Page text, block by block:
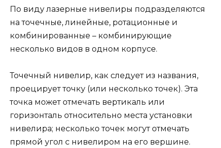
По виду лазерные нивелиры подразделяются
на точечные, линейные, ротационные и
комбинированные – комбинирующие
несколько видов в одном корпусе.
Точечный нивелир, как следует из названия,
проецирует точку (или несколько точек). Эта
точка может отмечать вертикаль или
горизонталь относительно места установки
нивелира; несколько точек могут отмечать
прямой угол с нивелиром на его вершине.